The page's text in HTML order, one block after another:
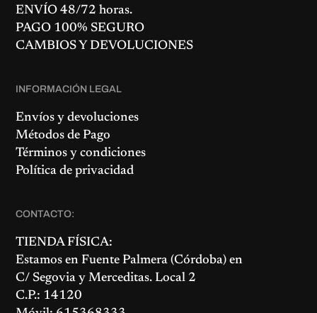
ENVÍO 48/72 horas.
PAGO 100% SEGURO
CAMBIOS Y DEVOLUCIONES
INFORMACIÓN LEGAL
Envíos y devoluciones
Métodos de Pago
Términos y condiciones
Política de privacidad
CONTACTO:
TIENDA FÍSICA:
Estamos enFuente Palmera (Córdoba) en
C/ Segovia y Merceditas. Local 2
C.P.: 14120